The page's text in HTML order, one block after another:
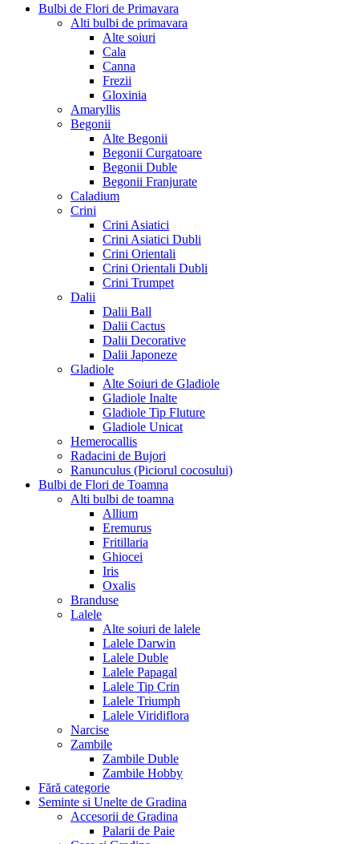
Bulbi de Flori de Primavara
Alti bulbi de primavara
Alte soiuri
Cala
Canna
Frezii
Gloxinia
Amaryllis
Begonii
Alte Begonii
Begonii Curgatoare
Begonii Duble
Begonii Franjurate
Caladium
Crini
Crini Asiatici
Crini Asiatici Dubli
Crini Orientali
Crini Orientali Dubli
Crini Trumpet
Dalii
Dalii Ball
Dalii Cactus
Dalii Decorative
Dalii Japoneze
Gladiole
Alte Soiuri de Gladiole
Gladiole Inalte
Gladiole Tip Fluture
Gladiole Unicat
Hemerocallis
Radacini de Bujori
Ranunculus (Piciorul cocosului)
Bulbi de Flori de Toamna
Alti bulbi de toamna
Allium
Eremurus
Fritillaria
Ghiocei
Iris
Oxalis
Branduse
Lalele
Alte soiuri de lalele
Lalele Darwin
Lalele Duble
Lalele Papagal
Lalele Tip Crin
Lalele Triumph
Lalele Viridiflora
Narcise
Zambile
Zambile Duble
Zambile Hobby
Fără categorie
Seminte si Unelte de Gradina
Accesorii de Gradina
Palarii de Paie